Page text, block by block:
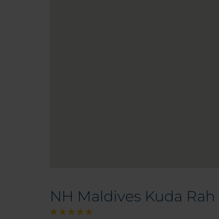
NH Maldives Kuda